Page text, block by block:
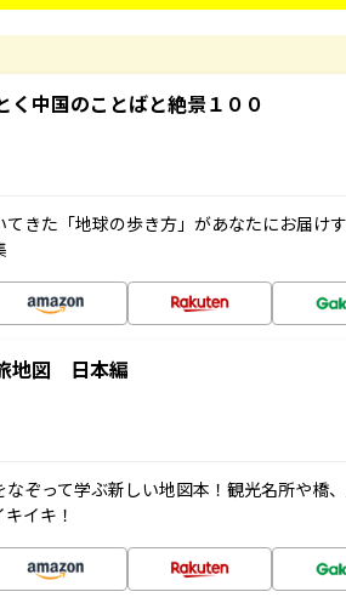
く中国のことばと絶景１００
きた「地球の歩き方」があなたにお届け
地図 日本編
なぞって学ぶ新しい地図本！観光名所や橋
イキ！